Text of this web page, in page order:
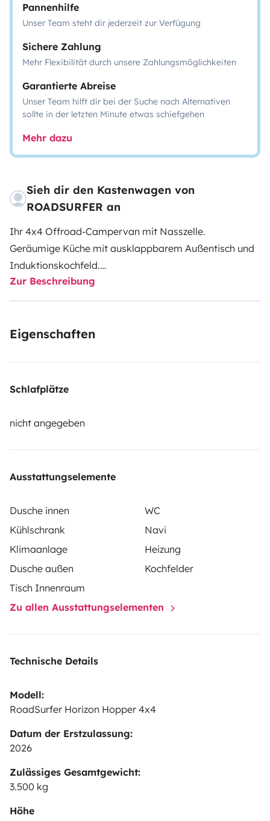
Pannenhilfe
Unser Team steht dir jederzeit zur Verfügung
Sichere Zahlung
Mehr Flexibilität durch unsere Zahlungsmöglichkeiten
Garantierte Abreise
Unser Team hilft dir bei der Suche nach Alternativen
sollte in der letzten Minute etwas schiefgehen
Mehr dazu
Sieh dir den Kastenwagen von
ROADSURFER an
Ihr 4x4 Offroad-Campervan mit Nasszelle.
Geräumige Küche mit ausklappbarem Außentisch und
Induktionskochfeld.
Nasszelle mit Dusche und Toilette.
Luftheizung. 4 Sitzplätze und 2 Schlafplätze.
content/uploads/roadsurfer-RENT-TermsConditions-
Der Mieter muss eine eigene Haftpflicht-, Kollisions-
Versicherung von Roadsurfer gilt subsidiär und ergänzt
Zur Beschreibung
Eigenschaften
Schlafplätze
nicht angegeben
Ausstattungselemente
Dusche innen
WC
Kühlschrank
Navi
Klimaanlage
Heizung
Dusche außen
Kochfelder
Tisch Innenraum
Zu allen Ausstattungselementen
Technische Details
Modell:
RoadSurfer Horizon Hopper 4x4
Datum der Erstzulassung:
2026
Zulässiges Gesamtgewicht:
3.500 kg
Höhe